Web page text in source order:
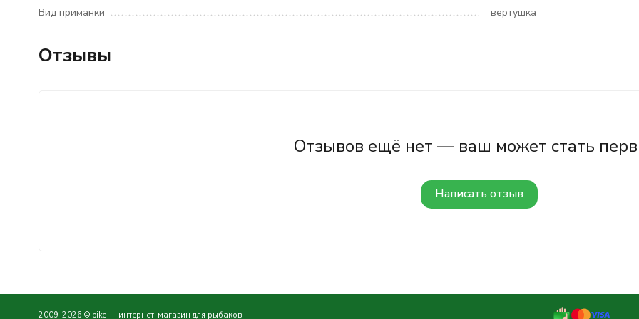
Вид приманки вертушка
Отзывы
Отзывов ещё нет — ваш может стать
Написать отзыв
2009-2026 © pike — интернет-магазин для рыбаков